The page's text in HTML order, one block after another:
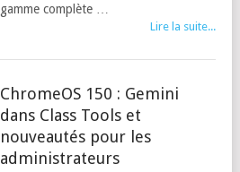
gamme complète …
Lire la suite...
ChromeOS 150 : Gemini
dans Class Tools et
nouveautés pour les
administrateurs